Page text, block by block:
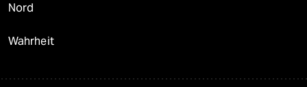
Nord
Wahrheit